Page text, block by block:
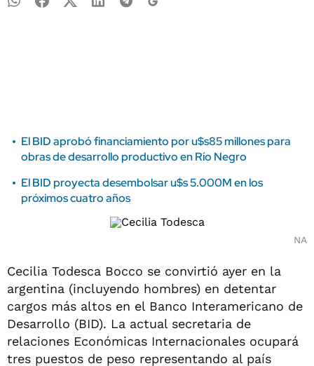
El BID aprobó financiamiento por u$s85 millones para
obras de desarrollo productivo en Río Negro
El BID proyecta desembolsar u$s 5.000M en los
próximos cuatro años
NA
Cecilia Todesca Bocco se convirtió ayer en la
argentina (incluyendo hombres) en detentar
cargos más altos en el Banco Interamericano de
Desarrollo (BID). La actual secretaria de
relaciones Económicas Internacionales ocupará
tres puestos de peso representando al país